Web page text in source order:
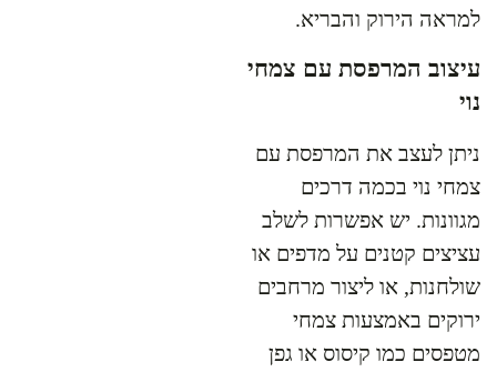
למראה הירוק והבריא.
עיצוב המרפסת עם צמחי
נוי
ניתן לעצב את המרפסת עם
צמחי נוי בכמה דרכים
מגוונות. יש אפשרות לשלב
עציצים קטנים על מדפים או
שולחנות, או ליצור מרחבים
ירוקים באמצעות צמחי
מטפסים כמו קיסוס או גפן